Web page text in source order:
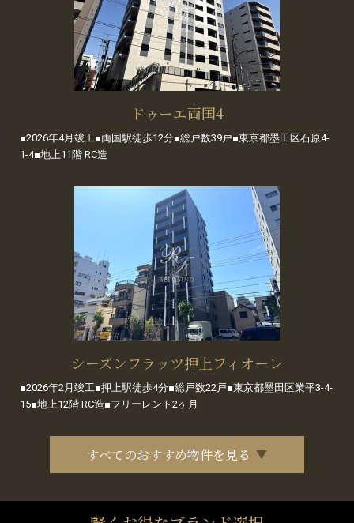
ドゥーエ両国4
■2026年4月竣工■両国駅徒歩12分■総戸数39戸■東京都墨田区石原4-
1-4■地上11階 RC造
シーズンフラッツ押上フィオーレ
■2026年2月竣工■押上駅徒歩4分■総戸数22戸■東京都墨田区業平3-4-
15■地上12階 RC造■フリーレント2ヶ月
すべてのおすすめ物件を見る